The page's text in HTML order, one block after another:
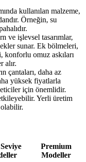
kullanılan malzeme,
Örneğin, su
ve işlevsel tasarımlar,
sunar. Ek bölmeleri,
omuz askıları
alır.
çantaları, daha az
yüksek fiyatlarla
için önemlidir.
Yerli üretim
Premium
Modeller